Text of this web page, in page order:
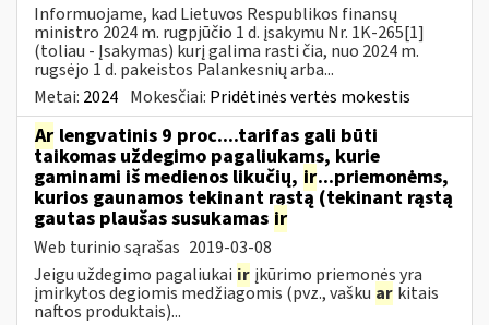
Informuojame, kad Lietuvos Respublikos finansų
ministro 2024 m. rugpjūčio 1 d. įsakymu Nr. 1K-265[1]
(toliau - Įsakymas) kurį galima rasti čia, nuo 2024 m.
rugsėjo 1 d. pakeistos Palankesnių arba...
Metai: 2024 Mokesčiai: Pridėtinės vertės mokestis
Ar lengvatinis 9 proc....tarifas gali būti
taikomas uždegimo pagaliukams, kurie
gaminami iš medienos likučių, ir...priemonėms,
kurios gaunamos tekinant rąstą (tekinant rąstą
gautas plaušas susukamas ir
Web turinio sąrašas 2019-03-08
Jeigu uždegimo pagaliukai ir įkūrimo priemonės yra
įmirkytos degiomis medžiagomis (pvz., vašku ar kitais
naftos produktais)...